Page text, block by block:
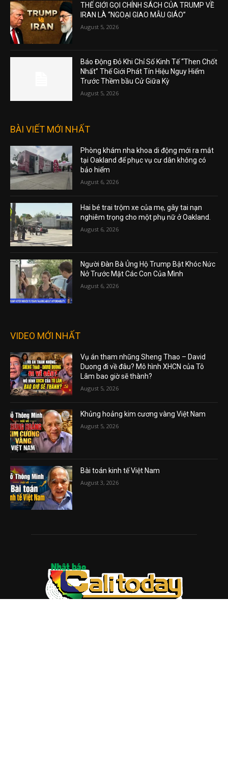
THẾ GIỚI GỌI CHÍNH SÁCH CỦA TRUMP VỀ
IRAN LÀ “NGOẠI GIAO MẪU GIÁO”
August 5, 2026
Báo Động Đỏ Khi Chỉ Số Kinh Tế “Then Chốt
Nhất” Thế Giới Phát Tín Hiệu Nguy Hiểm
Trước Thềm bầu Cử Giữa Kỳ
August 5, 2026
BÀI VIẾT MỚI NHẤT
Phòng khám nha khoa di động mới ra mắt
tại Oakland để phục vụ cư dân không có
bảo hiểm
August 6, 2026
Hai bé trai trộm xe của mẹ, gây tai nạn
nghiêm trọng cho một phụ nữ ở Oakland.
August 6, 2026
Người Đàn Bà Ủng Hộ Trump Bật Khóc Nức
Nở Trước Mặt Các Con Của Mình
August 6, 2026
VIDEO MỚI NHẤT
Vụ án tham nhũng Sheng Thao – David
Duong đi về đâu? Mô hình XHCN của Tô
Lâm bao giờ sẽ thành?
August 5, 2026
Khủng hoảng kim cương vàng Việt Nam
August 5, 2026
Bài toán kinh tế Việt Nam
August 3, 2026